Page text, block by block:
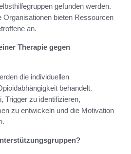
gefunden werden.
Organisationen bieten Ressourcen
an.
Therapie gegen
die individuellen
behandelt.
Trigger zu identifizieren,
zu entwickeln und die Motivation